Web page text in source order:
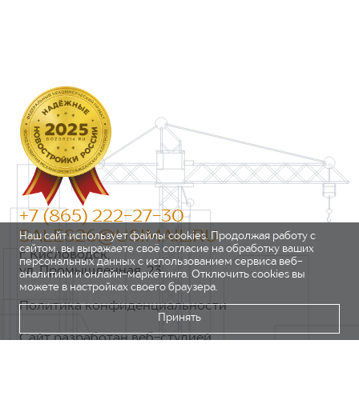
+7 (865) 222-27-30
SALES26@USIMAIL.RU
г. Кисловодск,
ул. Промышленная, 23
Политика конфиденциальности
Сайт разработан веб-студией
Наш сайт использует файлы cookies. Продолжая работу с
сайтом, вы выражаете своё согласие на обработку ваших
персональных данных с использованием сервиса веб-
аналитики и онлайн-маркетинга. Отключить cookies вы
можете в настройках своего браузера.
Принять